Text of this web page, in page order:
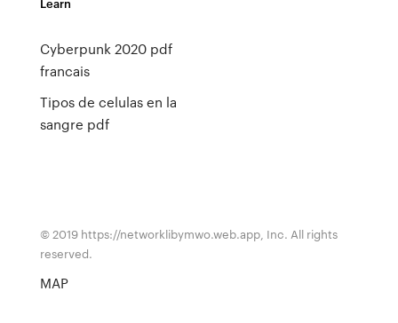
Cyberpunk 2020 pdf
francais
Tipos de celulas en la
sangre pdf
© 2019 https://networklibymwo.web.app, Inc. All rights
reserved.
MAP